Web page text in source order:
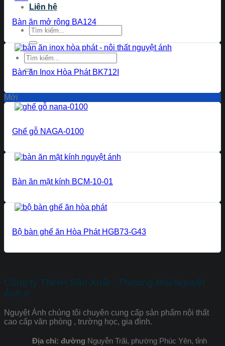
Liên hệ
Tìm
kiếm:
Tìm
kiếm:
Bàn ăn mở rộng BA124
Bàn ăn Inox Hòa Phát BK712I
Mới
Ghế gỗ NAGA-0100
Bàn ăn mặt kính BCM-10-01
Bộ bàn ghế ăn Hòa Phát HGB73-G43
Công ty TNHH Sản Xuất - Thương Mại Nguyệt
Ánh II
Nguyệt Ánh chúng tôi chuyên cung cấp sản phẩm nội thất
cao cấp văn phòng , trường học, gia đình.
Địa chỉ: đường Nguyễn Trãi, phường Phúc Yên, tỉnh